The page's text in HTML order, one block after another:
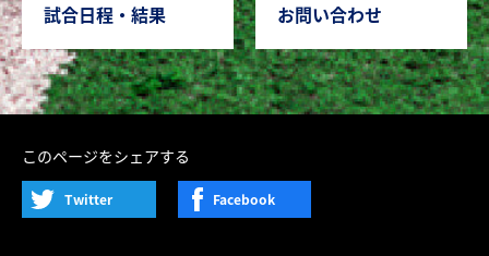
試合日程・結果 お問い合わせ
このページをシェアする
Twitter Facebook